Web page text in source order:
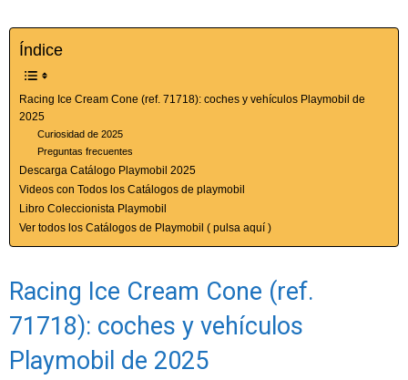
Índice
Racing Ice Cream Cone (ref. 71718): coches y vehículos Playmobil de
2025
Curiosidad de 2025
Preguntas frecuentes
Descarga Catálogo Playmobil 2025
Videos con Todos los Catálogos de playmobil
Libro Coleccionista Playmobil
Ver todos los Catálogos de Playmobil ( pulsa aquí )
Racing Ice Cream Cone (ref.
71718): coches y vehículos
Playmobil de 2025